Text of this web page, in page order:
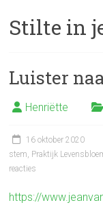
en
Stilte in
Luister
Henriëtte
16 oktober 2020
stem, Praktijk
reacties
https://